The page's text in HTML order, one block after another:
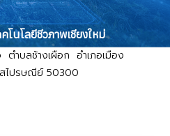
นโลยีชีวภาพเชียงใหม่
ตำบลช้างเผือก อำเภอเมือง
ไปรษณีย์ 50300